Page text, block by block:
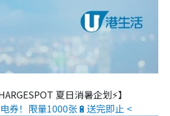
夏日消暑企划⚡】
券！限量1000张🔋送完即止 <